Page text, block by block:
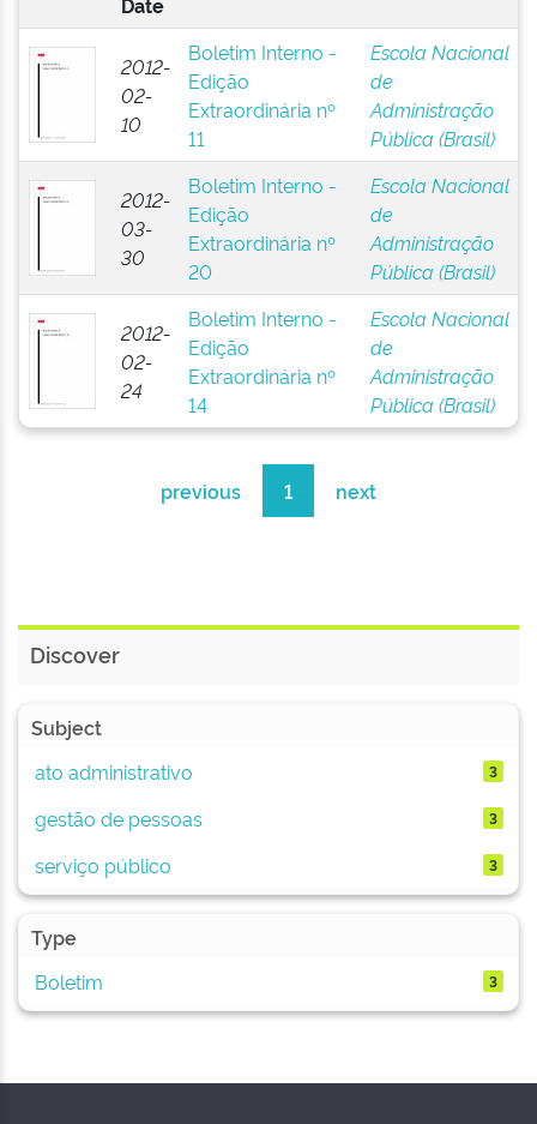
2012-
02-
10
Boletim Interno -
Edição
Extraordinária nº
11
Escola Nacional
de
Administração
Pública (Brasil)
2012-
03-
30
Boletim Interno -
Edição
Extraordinária nº
20
Escola Nacional
de
Administração
Pública (Brasil)
2012-
02-
24
Boletim Interno -
Edição
Extraordinária nº
14
Escola Nacional
de
Administração
Pública (Brasil)
previous 1 next
Discover
Subject
ato administrativo
3
gestão de pessoas 3
serviço público 3
Type
Boletim
3